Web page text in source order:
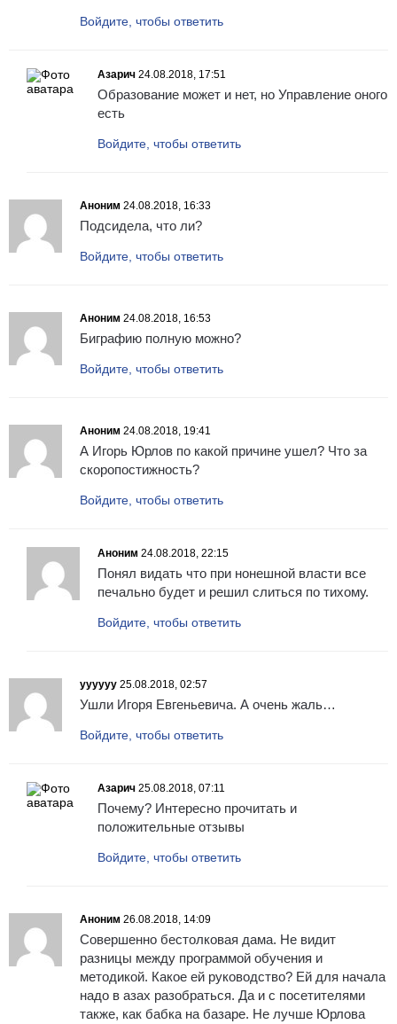
Войдите, чтобы ответить
Азарич 24.08.2018, 17:51
Образование может и нет, но Управление оного
есть
Войдите, чтобы ответить
Аноним 24.08.2018, 16:33
Подсидела, что ли?
Войдите, чтобы ответить
Аноним 24.08.2018, 16:53
Биграфию полную можно?
Войдите, чтобы ответить
Аноним 24.08.2018, 19:41
А Игорь Юрлов по какой причине ушел? Что за
скоропостижность?
Войдите, чтобы ответить
Аноним 24.08.2018, 22:15
Понял видать что при нонешной власти все
печально будет и решил слиться по тихому.
Войдите, чтобы ответить
уууууу 25.08.2018, 02:57
Ушли Игоря Евгеньевича. А очень жаль…
Войдите, чтобы ответить
Азарич 25.08.2018, 07:11
Почему? Интересно прочитать и
положительные отзывы
Войдите, чтобы ответить
Аноним 26.08.2018, 14:09
Совершенно бестолковая дама. Не видит
разницы между программой обучения и
методикой. Какое ей руководство? Ей для начала
надо в азах разобраться. Да и с посетителями
также, как бабка на базаре. Не лучше Юрлова